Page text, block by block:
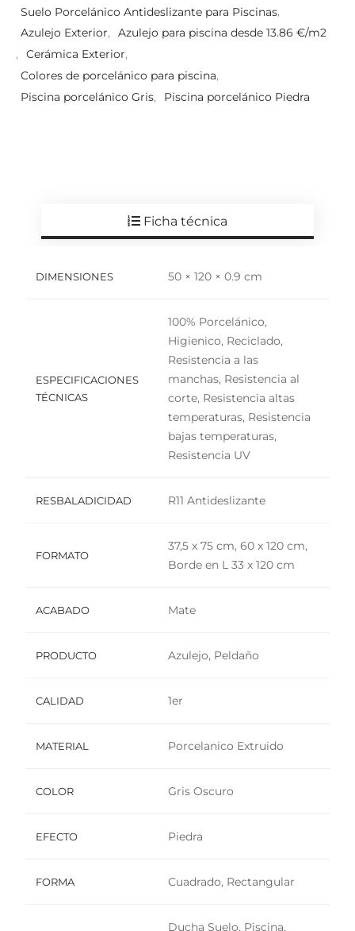
Suelo Porcelánico Antideslizante para Piscinas,
Azulejo Exterior,
Azulejo para piscina desde 13.86 €/m2
,
Cerámica Exterior,
Colores de porcelánico para piscina,
Piscina porcelánico Gris, Piscina porcelánico Piedra
Ficha técnica
DIMENSIONES 50 × 120 × 0.9 cm
ESPECIFICACIONES
TÉCNICAS
100% Porcelánico,
Higienico, Reciclado,
Resistencia a las
manchas, Resistencia al
corte, Resistencia altas
temperaturas, Resistencia
bajas temperaturas,
Resistencia UV
RESBALADICIDAD R11 Antideslizante
FORMATO
37,5 x 75 cm, 60 x 120 cm,
Borde en L 33 x 120 cm
ACABADO Mate
PRODUCTO Azulejo, Peldaño
CALIDAD 1er
MATERIAL Porcelanico Extruido
COLOR Gris Oscuro
EFECTO Piedra
FORMA Cuadrado, Rectangular
Ducha Suelo, Piscina,